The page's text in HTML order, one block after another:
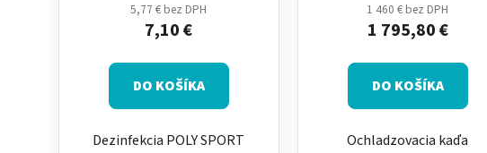
5,77 € bez DPH
7,10 €
DO KOŠÍKA
Dezinfekcia POLY SPORT
1 460 € bez DPH
1 795,80 €
DO KOŠÍKA
Ochladzovacia kaďa